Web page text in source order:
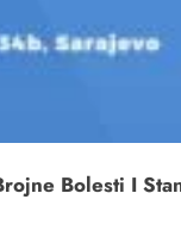
Bolesti I